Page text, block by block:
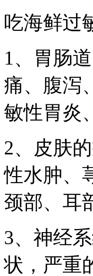
吃海鲜过
1、胃肠
痛、腹泻
敏性胃炎
2、皮肤
性水肿、
颈部、耳
3、神经
状，严重